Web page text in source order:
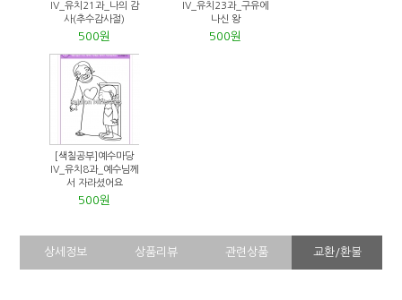
IV_유치21과_나의 감
사(추수감사절)
500원
IV_유치23과_구유에
나신 왕
500원
[색칠공부]예수마당
IV_유치8과_예수님께
서 자라셨어요
500원
상세정보 상품리뷰 관련상품 교환/환불